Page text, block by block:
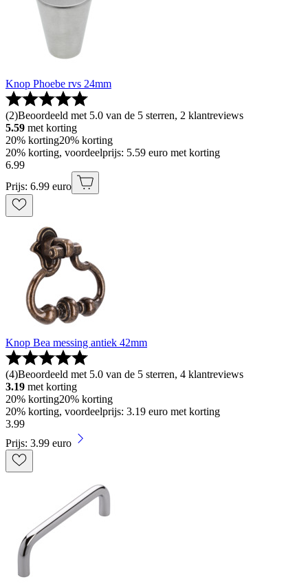
Knop Phoebe rvs 24mm
(2)Beoordeeld met 5.0 van de 5 sterren, 2 klantreviews
5.59 met korting
20% korting20% korting
20% korting, voordeelprijs: 5.59 euro met korting
6.99
Prijs: 6.99 euro
Knop Bea messing antiek 42mm
(4)Beoordeeld met 5.0 van de 5 sterren, 4 klantreviews
3.19 met korting
20% korting20% korting
20% korting, voordeelprijs: 3.19 euro met korting
3.99
Prijs: 3.99 euro